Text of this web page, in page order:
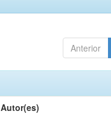
Anterior
Autor(es)